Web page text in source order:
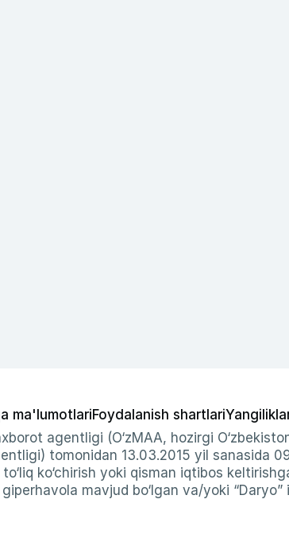
ma'lumotlariFoydalanish shartlari
agentligi (O‘zMAA, hozirgi
tomonidan 13.03.2015 yil sanasida
ko‘chirish yoki qisman iqtibos
mavjud bo‘lgan va/yoki